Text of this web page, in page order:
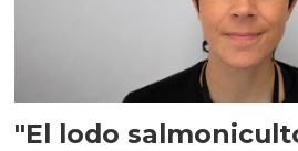
"El lodo